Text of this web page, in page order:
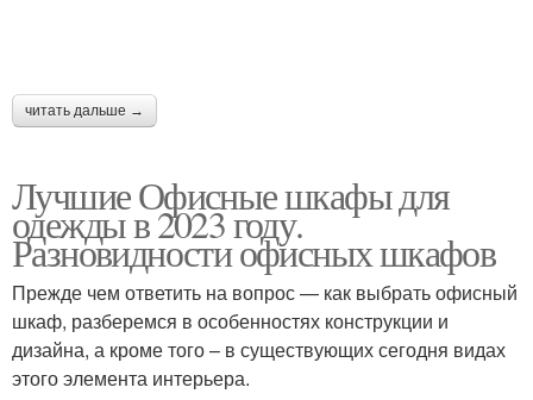
читать дальше →
Лучшие Офисные шкафы для
одежды в 2023 году.
Разновидности офисных шкафов
Прежде чем ответить на вопрос — как выбрать офисный
шкаф, разберемся в особенностях конструкции и
дизайна, а кроме того – в существующих сегодня видах
этого элемента интерьера.